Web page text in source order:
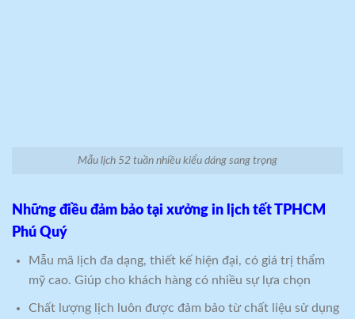
Mẫu lịch 52 tuần nhiều kiểu dáng sang trọng
Những điều đảm bảo tại xưởng in lịch tết TPHCM
Phú Quý
Mẫu mã lịch đa dạng, thiết kế hiện đại, có giá trị thẩm
mỹ cao. Giúp cho khách hàng có nhiều sự lựa chọn
Chất lượng lịch luôn được đảm bảo từ chất liệu sử dụng